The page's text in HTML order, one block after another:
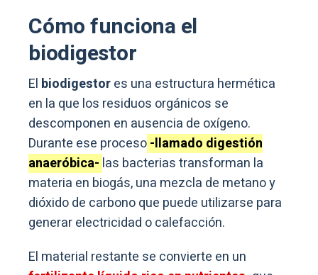
Cómo funciona el
biodigestor
El biodigestores una estructura hermética
en la que los residuos orgánicos se
descomponen en ausencia de oxígeno.
Durante ese proceso-llamado digestión
anaeróbica- las bacterias transforman la
materia en biogás, una mezcla de metano y
dióxido de carbono que puede utilizarse para
generar electricidad o calefacción.
El material restante se convierte en un